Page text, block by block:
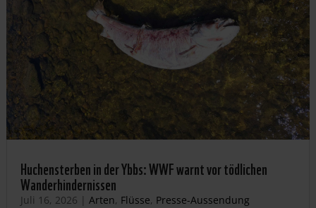
Huchensterben in der Ybbs: WWF warnt vor tödlichen
Wanderhindernissen
Juli 16, 2026 | Arten, Flüsse, Presse-Aussendung